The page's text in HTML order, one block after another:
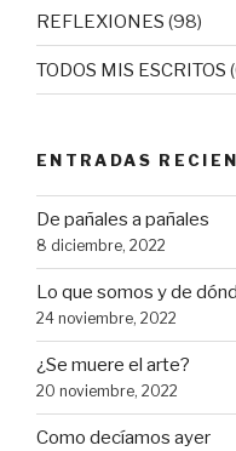
REFLEXIONES (98)
TODOS MIS ESCRITOS
ENTRADAS
De pañales a pañales
8 diciembre, 2022
Lo que somos y de
24 noviembre, 2022
¿Se muere el arte?
20 noviembre, 2022
Como decíamos ayer